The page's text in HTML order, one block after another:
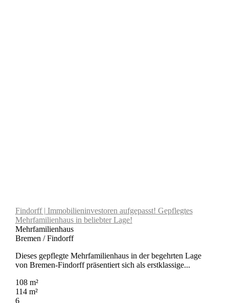
Findorff | Immobilieninvestoren aufgepasst! Gepflegtes
Mehrfamilienhaus in beliebter Lage!
Mehrfamilienhaus
Bremen / Findorff
Dieses gepflegte Mehrfamilienhaus in der begehrten Lage
von Bremen-Findorff präsentiert sich als erstklassige...
108 m²
114 m²
6